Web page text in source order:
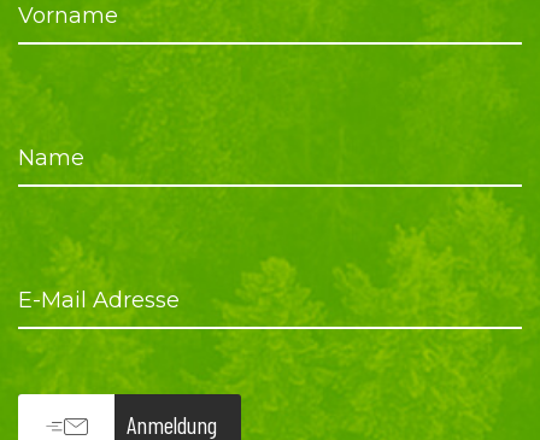
Vorname
Name
E-Mail Adresse
Anmeldung